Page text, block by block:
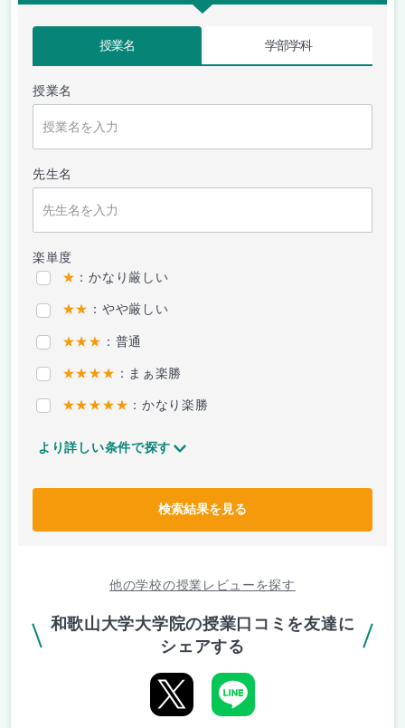
授業名 学部学科
授業名
先生名
楽単度
★ ：かなり厳しい
★★ ：やや厳しい
★★★ ：普通
★★★★ ：まぁ楽勝
★★★★★ ：かなり楽勝
より詳しい条件で探す
検索結果を見る
他の学校の授業レビューを探す
和歌山大学大学院の授業口コミを友達に
シェアする